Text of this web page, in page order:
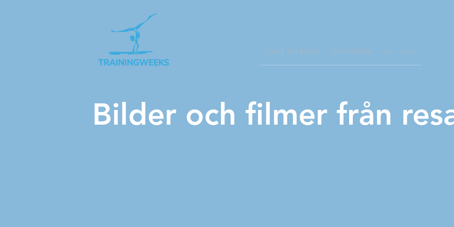
FOX AT THE BEACH STARK SENIOR OM More
Bilder och filmer från